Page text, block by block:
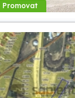
Promovat